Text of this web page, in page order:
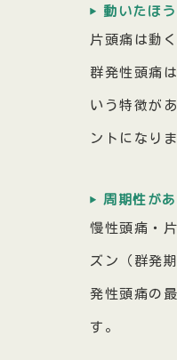
動いたほ
片頭痛は動
群発性頭痛は
いう特徴が
ントになりま
周期性が
慢性頭痛・
ズン（群発
発性頭痛の
す。